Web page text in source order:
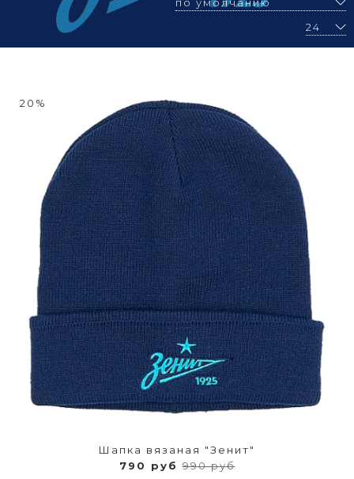
20%
Шапка вязаная "Зенит"
790 руб990 руб